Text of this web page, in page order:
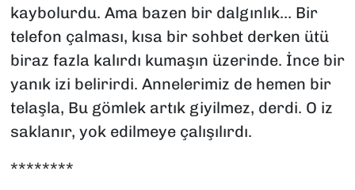
kaybolurdu. Ama bazen bir dalgınlık… Bir
telefon çalması, kısa bir sohbet derken ütü
biraz fazla kalırdı kumaşın üzerinde. İnce bir
yanık izi belirirdi. Annelerimiz de hemen bir
telaşla, Bu gömlek artık giyilmez, derdi. O iz
saklanır, yok edilmeye çalışılırdı.
********